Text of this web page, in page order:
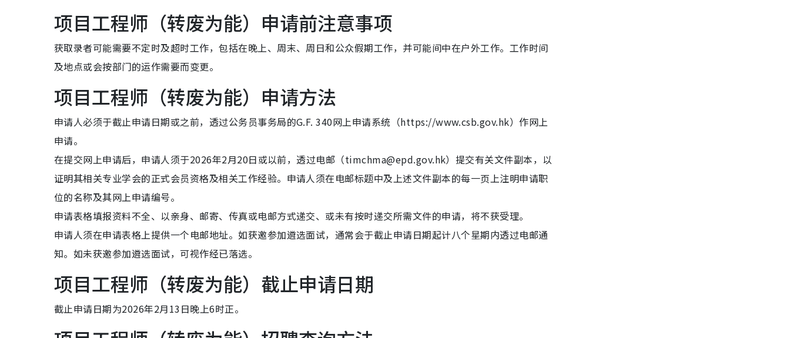
项目工程师（转废为能）申请前注意事项
获取录者可能需要不定时及超时工作，包括在晚上、周末、周日和公众假期工作，并可能间中在户外工作。工作时间
及地点或会按部门的运作需要而变更。
项目工程师（转废为能）申请方法
申请人必须于截止申请日期或之前，透过公务员事务局的G.F. 340网上申请系统（https://www.csb.gov.hk）作网上
申请。
在提交网上申请后，申请人须于2026年2月20日或以前，透过电邮（timchma@epd.gov.hk）提交有关文件副本，以
证明其相关专业学会的正式会员资格及相关工作经验。申请人须在电邮标题中及上述文件副本的每一页上注明申请职
位的名称及其网上申请编号。
申请表格填报资料不全、以亲身、邮寄、传真或电邮方式递交、或未有按时递交所需文件的申请，将不获受理。
申请人须在申请表格上提供一个电邮地址。如获邀参加遴选面试，通常会于截止申请日期起计八个星期内透过电邮通
知。如未获邀参加遴选面试，可视作经已落选。
项目工程师（转废为能）截止申请日期
截止申请日期为2026年2月13日晚上6时正。